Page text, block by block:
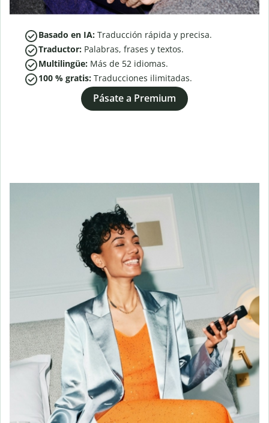
Basado en IA: Traducción rápida y precisa.
Traductor: Palabras, frases y textos.
Multilingüe: Más de 52 idiomas.
100 % gratis: Traducciones ilimitadas.
Pásate a Premium